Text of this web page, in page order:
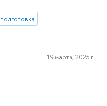
19 марта, 2025 г.